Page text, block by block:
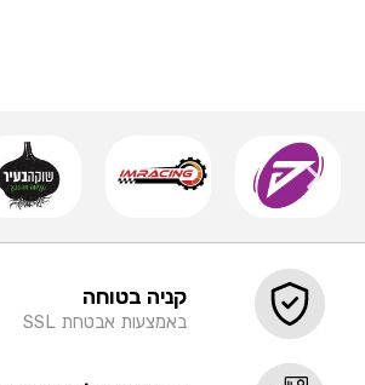
קניה בטוחה
באמצעות אבטחת SSL